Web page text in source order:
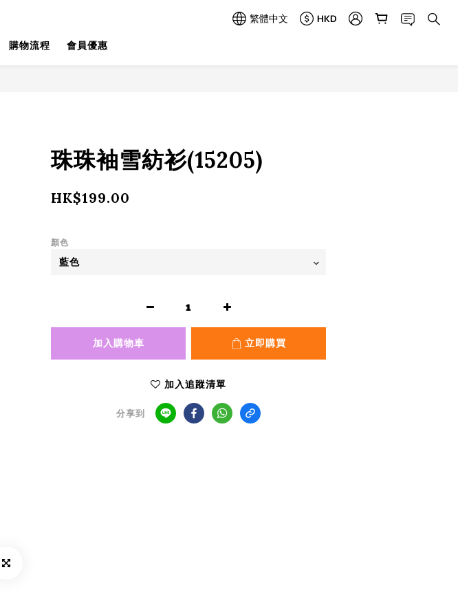
繁體中文
HKD
購物流程 會員優惠
珠珠袖雪紡衫(15205)
HK$199.00
顏色
加入購物車 立即購買
加入追蹤清單
分享到